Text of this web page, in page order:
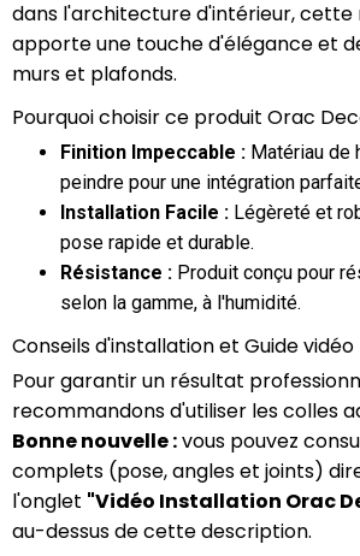
dans l'architecture d'intérieur,
apporte une touche d'élégance et
murs et plafonds.
Pourquoi choisir ce produit Orac
Finition Impeccable : Matériau de
peindre pour une intégration
Installation Facile : Légèreté et
pose rapide et durable.
Résistance : Produit conçu pour
selon la gamme, à l'humidité.
Conseils d'installation et Guide vidéo
Pour garantir un résultat
recommandons d'utiliser les colles
Bonne nouvelle :vous pouvez
complets (pose, angles et joints)
l'onglet "Vidéo Installation Orac
au-dessus de cette description.